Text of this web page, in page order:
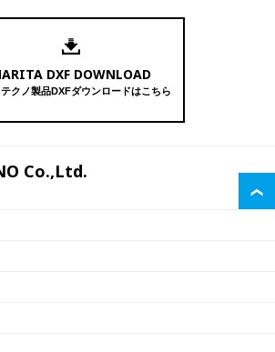
DXF DOWNLOAD
クノ製品DXFダウンロードはこちら
Co.,Ltd.